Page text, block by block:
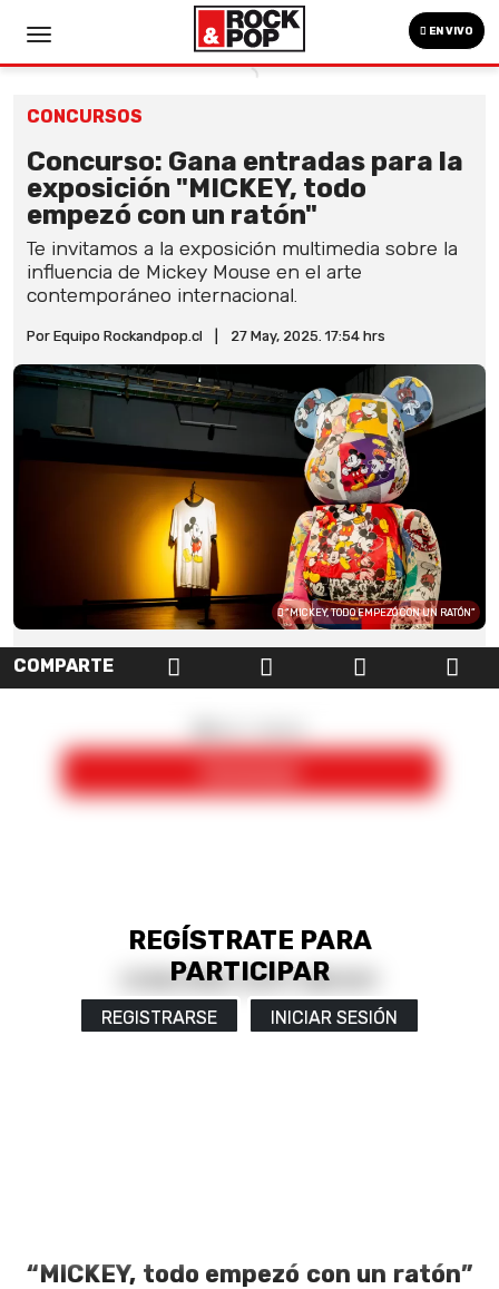
EN VIVO
CONCURSOS
Concurso: Gana entradas para la
exposición "MICKEY, todo
empezó con un ratón"
Te invitamos a la exposición multimedia sobre la
influencia de Mickey Mouse en el arte
contemporáneo internacional.
Por Equipo Rockandpop.cl 27 May, 2025. 17:54 hrs
“MICKEY, TODO EMPEZÓ CON UN RATÓN”
COMPARTE
REGÍSTRATE PARA
PARTICIPAR
REGISTRARSE INICIAR SESIÓN
“MICKEY, todo empezó con un ratón”